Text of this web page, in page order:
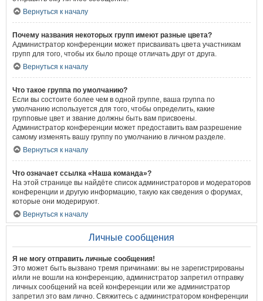
Вернуться к началу
Почему названия некоторых групп имеют разные цвета?
Администратор конференции может присваивать цвета участникам
групп для того, чтобы их было проще отличать друг от друга.
Вернуться к началу
Что такое группа по умолчанию?
Если вы состоите более чем в одной группе, ваша группа по
умолчанию используется для того, чтобы определить, какие
групповые цвет и звание должны быть вам присвоены.
Администратор конференции может предоставить вам разрешение
самому изменять вашу группу по умолчанию в личном разделе.
Вернуться к началу
Что означает ссылка «Наша команда»?
На этой странице вы найдёте список администраторов и модераторов
конференции и другую информацию, такую как сведения о форумах,
которые они модерируют.
Вернуться к началу
Личные сообщения
Я не могу отправить личные сообщения!
Это может быть вызвано тремя причинами: вы не зарегистрированы
и/или не вошли на конференцию, администратор запретил отправку
личных сообщений на всей конференции или же администратор
запретил это вам лично. Свяжитесь с администратором конференции